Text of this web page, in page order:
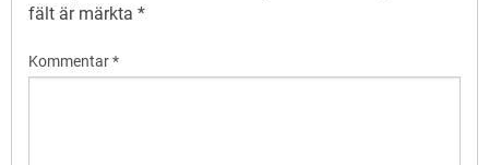
fält är märkta *
Kommentar*